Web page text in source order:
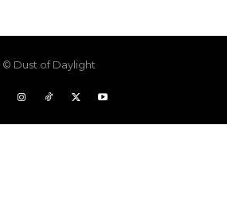
© Dust of Daylight